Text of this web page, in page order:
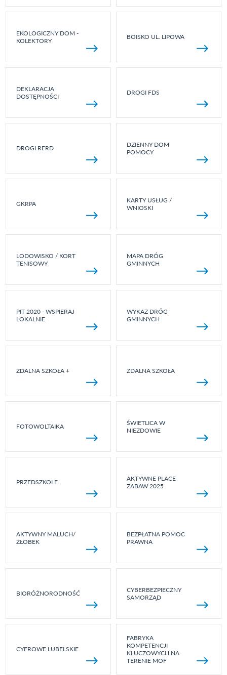
EKOLOGICZNY DOM -
KOLEKTORY
BOISKO UL. LIPOWA
DEKLARACJA
DOSTĘPNOŚCI
DROGI FDS
DROGI RFRD
DZIENNY DOM
POMOCY
GKRPA
KARTY USŁUG /
WNIOSKI
LODOWISKO / KORT
TENISOWY
MAPA DRÓG
GMINNYCH
PIT 2020 - WSPIERAJ
LOKALNIE
WYKAZ DRÓG
GMINNYCH
ZDALNA SZKOŁA + ZDALNA SZKOŁA
FOTOWOLTAIKA
ŚWIETLICA W
NIEZDOWIE
PRZEDSZKOLE
AKTYWNE PLACE
ZABAW 2025
AKTYWNY MALUCH/
ŻŁOBEK
BEZPŁATNA POMOC
PRAWNA
BIORÓŻNORODNOŚĆ
CYBERBEZPIECZNY
SAMORZĄD
CYFROWE LUBELSKIE
FABRYKA
KOMPETENCJI
KLUCZOWYCH NA
TERENIE MOF